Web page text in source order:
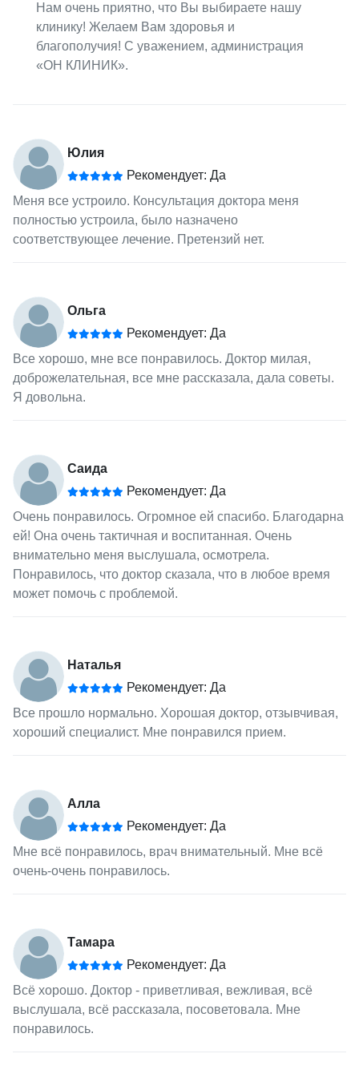
Нам очень приятно, что Вы выбираете нашу
клинику! Желаем Вам здоровья и
благополучия! С уважением, администрация
«ОН КЛИНИК».
Юлия
Рекомендует: Да
Меня все устроило. Консультация доктора меня
полностью устроила, было назначено
соответствующее лечение. Претензий нет.
Ольга
Рекомендует: Да
Все хорошо, мне все понравилось. Доктор милая,
доброжелательная, все мне рассказала, дала советы.
Я довольна.
Саида
Рекомендует: Да
Очень понравилось. Огромное ей спасибо. Благодарна
ей! Она очень тактичная и воспитанная. Очень
внимательно меня выслушала, осмотрела.
Понравилось, что доктор сказала, что в любое время
может помочь с проблемой.
Наталья
Рекомендует: Да
Все прошло нормально. Хорошая доктор, отзывчивая,
хороший специалист. Мне понравился прием.
Алла
Рекомендует: Да
Мне всё понравилось, врач внимательный. Мне всё
очень-очень понравилось.
Тамара
Рекомендует: Да
Всё хорошо. Доктор - приветливая, вежливая, всё
выслушала, всё рассказала, посоветовала. Мне
понравилось.